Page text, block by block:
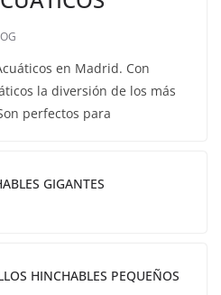
en Madrid. Con
la diversión de los más
perfectos para
GIGANTES
HINCHABLES PEQUEÑOS